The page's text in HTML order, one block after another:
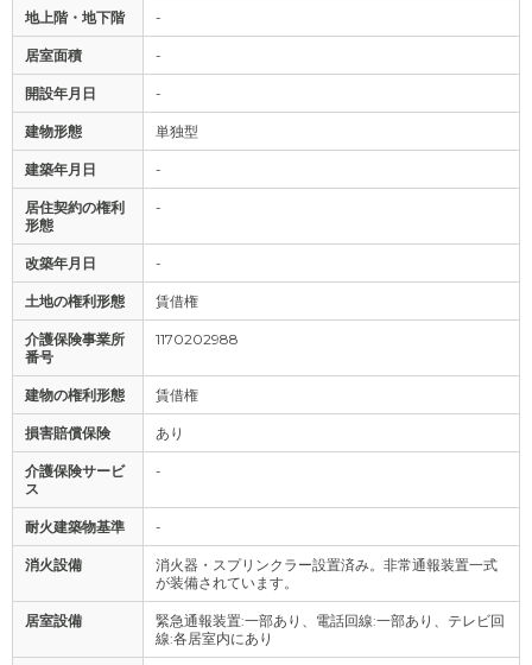
地上階・地下階 -
居室面積 -
開設年月日 -
建物形態 単独型
建築年月日 -
居住契約の権利
形態
-
改築年月日 -
土地の権利形態 賃借権
介護保険事業所
番号
1170202988
建物の権利形態 賃借権
損害賠償保険 あり
介護保険サービ
ス
-
耐火建築物基準 -
消火設備
消火器・スプリンクラー設置済み。非常通報装置一式
が装備されています。
居室設備
緊急通報装置:一部あり、電話回線:一部あり、テレビ回
線:各居室内にあり